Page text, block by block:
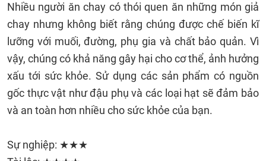
Nhiều người ăn chay có thói quen ăn những món giả
chay nhưng không biết rằng chúng được chế biến kĩ
lưỡng với muối, đường, phụ gia và chất bảo quản. Vì
vậy, chúng có khả năng gây hại cho cơ thể, ảnh hưởng
xấu tới sức khỏe. Sử dụng các sản phẩm có nguồn
gốc thực vật như đậu phụ và các loại hạt sẽ đảm bảo
và an toàn hơn nhiều cho sức khỏe của bạn.
Sự nghiệp: ★★★